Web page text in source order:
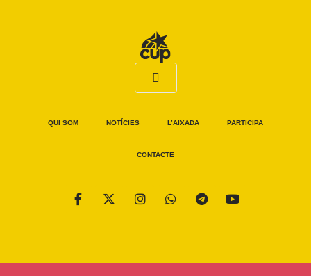
QUI SOM NOTÍCIES L’AIXADA PARTICIPA
CONTACTE